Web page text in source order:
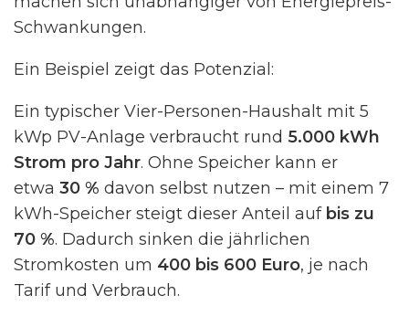
Schwankungen.
Ein Beispiel zeigt das Potenzial:
Ein typischer Vier-Personen-Haushalt mit 5
kWp PV-Anlage verbraucht rund 5.000 kWh
Strom pro Jahr. Ohne Speicher kann er
etwa 30 % davon selbst nutzen – mit einem 7
kWh-Speicher steigt dieser Anteil auf bis zu
70 %. Dadurch sinken die jährlichen
Stromkosten um 400 bis 600 Euro, je nach
Tarif und Verbrauch.